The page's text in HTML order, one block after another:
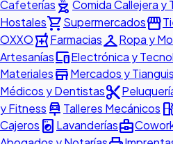
Cafeterías outdoor_grill Comida Callejera y
Hostalesshopping_cartSupermercadosstorefront
OXXOlocal_pharmacyFarmaciascheckroomRopa y
ArtesaníasdevicesElectrónica y
MaterialesstoreMercados y Tianguis
Médicos y Dentistascontent_cut
y Fitness car_repair Talleres Mecánicos
Cajeros local_laundry_service Lavanderíasbusiness_center